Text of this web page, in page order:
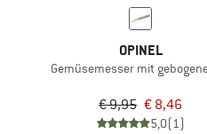
OPINEL
Gemüsemesser mit
€ 9,95 € 8,46
5,0(1)